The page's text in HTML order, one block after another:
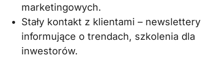
marketingowych.
Stały kontakt z klientami – newslettery
informujące o trendach, szkolenia dla
inwestorów.